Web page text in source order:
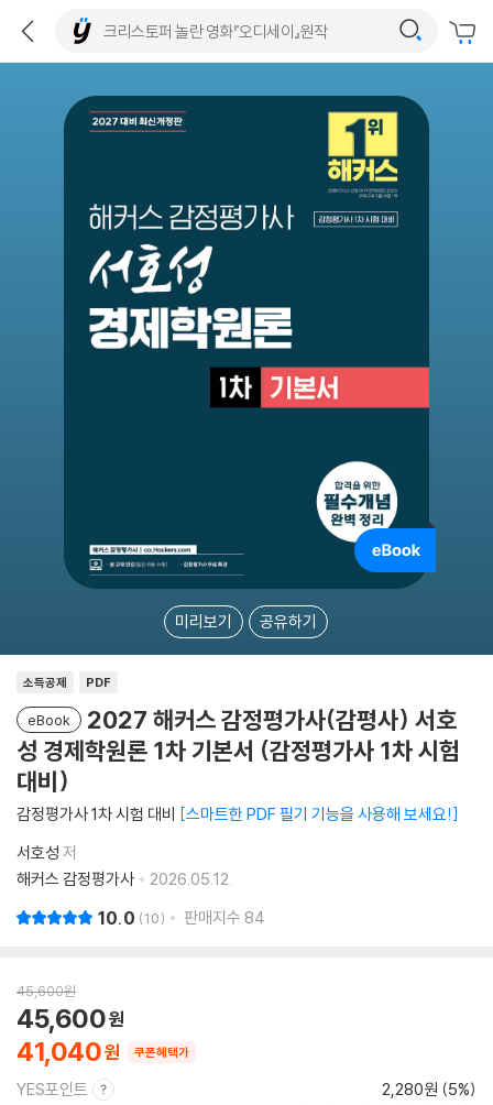
미리보기 공유하기
소득공제 PDF
eBook
2027 해커스 감정평가사(감평사) 서호
성 경제학원론 1차 기본서 (감정평가사 1차 시험
대비)
감정평가사 1차 시험 대비 스마트한 PDF 필기 기능을 사용해 보세요!
서호성 저
해커스 감정평가사
2026.05.12.
10.0 10 판매지수 84
45,600원
41,040
45,600
쿠폰혜택가
YES포인트 2,280원 (5%)